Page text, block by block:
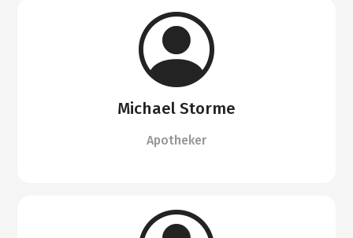
Michael Storme
Apotheker